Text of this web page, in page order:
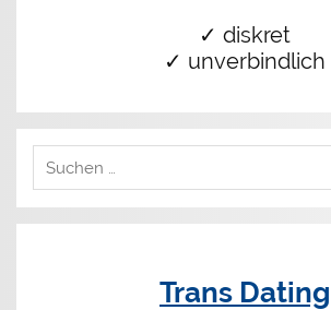
✓ diskret
✓ unverbindlich
Trans Dating